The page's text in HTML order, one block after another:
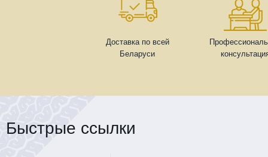
Доставка по всей
Беларуси
Быстрые ссылки